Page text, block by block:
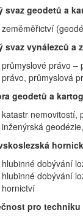
svaz geodetů a
zeměměřictví
svaz vynálezců a
průmyslové právo –
právo, průmyslová
geodetů a
katastr nemovitostí,
inženýrská
hlubinné dobývání
hlubinné dobývání
hornictví
pro